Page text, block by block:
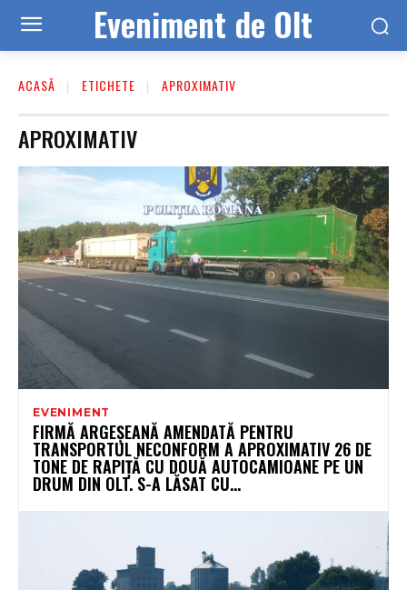
Eveniment de Olt
ACASĂ ETICHETE APROXIMATIV
APROXIMATIV
EVENIMENT
FIRMĂ ARGEȘEANĂ AMENDATĂ PENTRU
TRANSPORTUL NECONFORM A APROXIMATIV 26 DE
TONE DE RAPIȚĂ CU DOUĂ AUTOCAMIOANE PE UN
DRUM DIN OLT. S-A LĂSAT CU...